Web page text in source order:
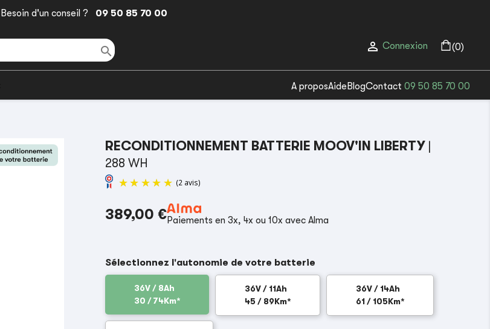
Besoin d'un conseil ? 09 50 85 70 00
  Connexion (0)
A proposAide BlogContact 09 50 85 70 00
RECONDITIONNEMENT BATTERIE MOOV'IN LIBERTY
288 WH
(2 avis)
389,00 €Paiements en 3x, 4x ou 10x avec Alma
Sélectionnez l'autonomie de votre batterie
36V / 8Ah
30 / 74Km*
36V / 11Ah
45 / 89Km*
36V / 14Ah
61 / 105Km*